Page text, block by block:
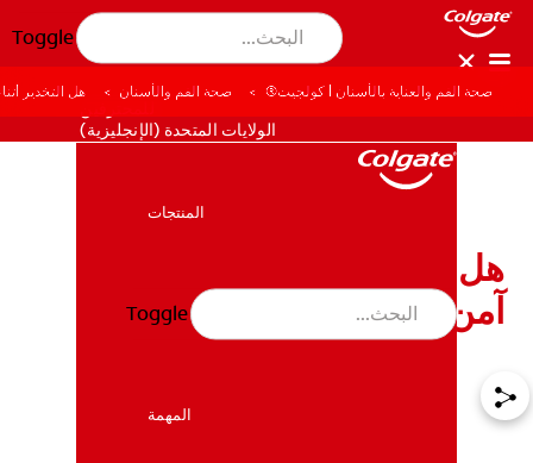
Toggle
الولايات المتحدة (الإنجليزية)
المنتجات
صحة الفم والأسنان
المهمة
Toggle
صحة الفم والعناية بالأسنان | كولجيت® صحة الفم والأسنان هل التخدير
هل التخدير أثناء علاج الأسنان
آمن على الأطفال؟